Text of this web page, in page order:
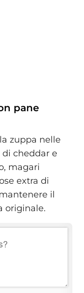
pane
zuppa nelle
cheddar e
magari
extra di
il
originale.